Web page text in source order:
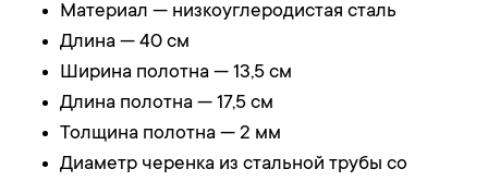
Материал — низкоуглеродистая сталь
Длина — 40 см
Ширина полотна — 13,5 см
Длина полотна — 17,5 см
Толщина полотна — 2 мм
Диаметр черенка из стальной трубы со